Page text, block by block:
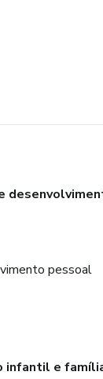
pessoal
infantil e